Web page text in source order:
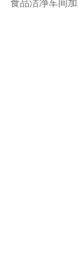
食品洁净车间